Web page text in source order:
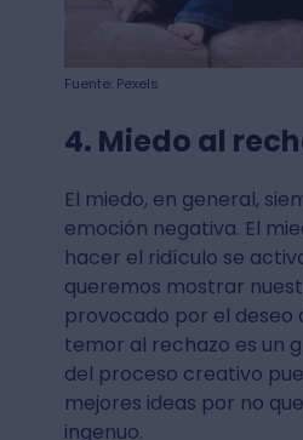
Fuente: Pexels
4. Miedo al
El miedo, en general,
emoción negativa. El
hacer el ridículo se
queremos mostrar
provocado por el deseo
temor al rechazo es un
del proceso creativo
mejores ideas por no
ingenuo.